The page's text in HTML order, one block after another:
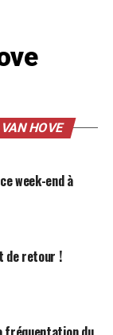
HOVE
week-end à
de retour !